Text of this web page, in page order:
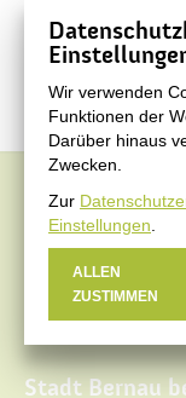
Teilen auf
Stadt Bernau
Wir verwenden
Funktionen der
Darüber hinaus
Zwecken.
Zur
Einstellungen
ALLEN
ZUSTIMMEN